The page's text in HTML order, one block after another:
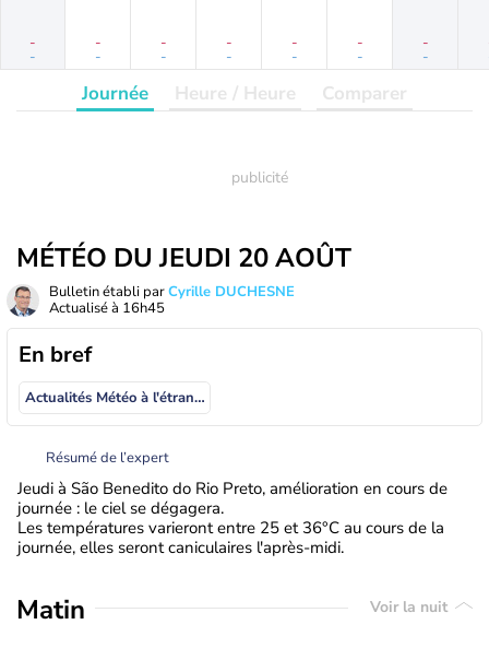
-
-
-
-
-
-
-
-
-
-
-
-
-
-
Journée Heure / Heure Comparer
MÉTÉO DU JEUDI 20 AOÛT
Bulletin établi parCyrille DUCHESNE
Actualisé à 16h45
En bref
Actualités Météo à l'étranger
Résumé de l’expert
Jeudi à São Benedito do Rio Preto, amélioration en cours de
journée : le ciel se dégagera.
Les températures varieront entre 25 et 36°C au cours de la
journée, elles seront caniculaires l'après-midi.
Matin Voir la nuit